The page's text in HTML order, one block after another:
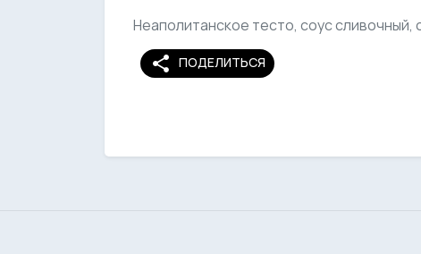
Неаполитанское тесто, соус
share ПОДЕЛИТЬСЯ